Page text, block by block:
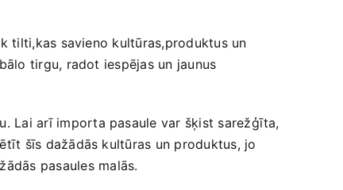
tilti,kas savieno kultūras,produktus un
tirgu, radot‌ iespējas un jaunus
Lai arī importa pasaule var šķist sarežģīta,
šīs dažādās ‌kultūras un produktus, ⁢jo
pasaules ⁣malās.